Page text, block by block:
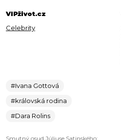
VIPživot.cz
Celebrity
#Ivana Gottová
#královská rodina
#Dara Rolins
Smutný osud Júliuse Satinského: